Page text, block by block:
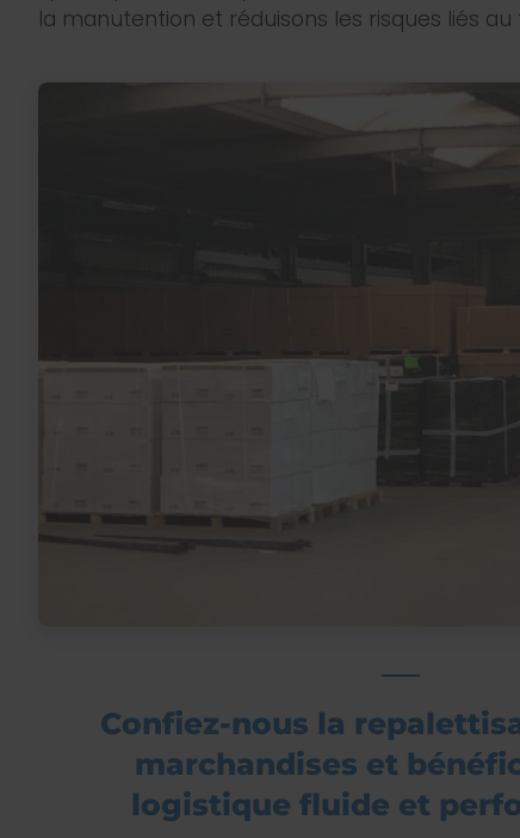
la manutention et réduisons les risques liés
Confiez-nous la
marchandises et
logistique fluide et